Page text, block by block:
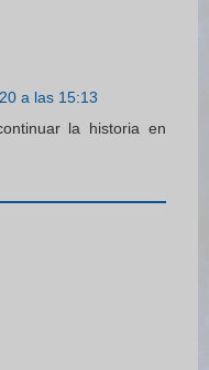
a las 15:13
la historia en